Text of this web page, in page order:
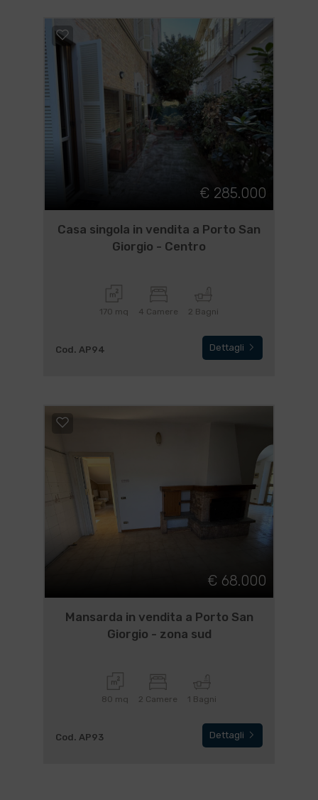
€ 285.000
Casa singola in vendita a Porto San
Giorgio - Centro
170 mq 4 Camere 2 Bagni
Cod. AP94 Dettagli
€ 68.000
Mansarda in vendita a Porto San
Giorgio - zona sud
80 mq 2 Camere 1 Bagni
Cod. AP93 Dettagli